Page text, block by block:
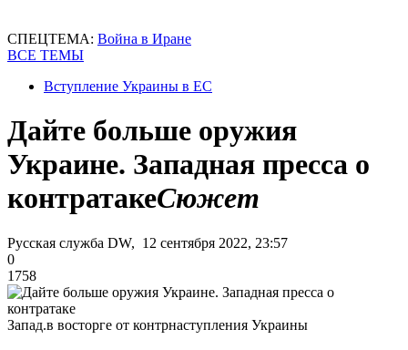
СПЕЦТЕМА: Война в Иране
ВСЕ ТЕМЫ
Вступление Украины в ЕС
Дайте больше оружия
Украине. Западная пресса о
контратакеСюжет
Русская служба DW, 12 сентября 2022, 23:57
0
1758
Запад.в восторге от контрнаступления Украины